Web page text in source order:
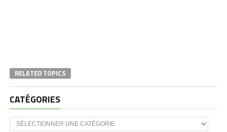
RELATED TOPICS
CATÉGORIES
CATÉGORIES